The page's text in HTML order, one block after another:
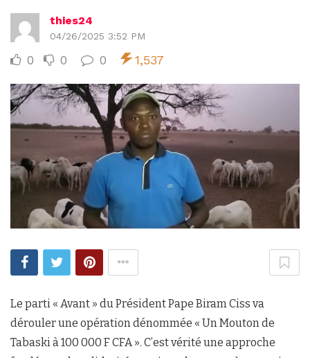
thies24
04/26/2025 3:52 PM
0 0 0 1,537
Le parti « Avant » du Président Pape Biram Ciss va
dérouler une opération dénommée « Un Mouton de
Tabaski à 100 000 F CFA ». C’est vérité une approche